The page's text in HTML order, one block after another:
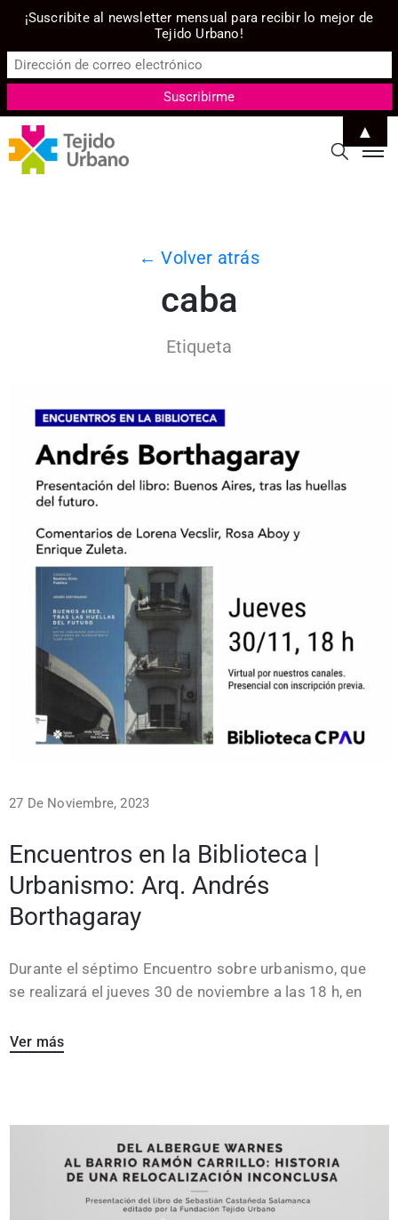
← Volver atrás
caba
Etiqueta
27 De Noviembre, 2023
Encuentros en la Biblioteca |
Urbanismo: Arq. Andrés
Borthagaray
Durante el séptimo Encuentro sobre urbanismo, que
se realizará el jueves 30 de noviembre a las 18 h, en
Ver más
¡Suscribite al newsletter mensual para recibir lo mejor de
Tejido Urbano!
▲